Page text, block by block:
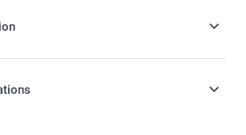
en EURO (€), TVA incluse et hors frais de